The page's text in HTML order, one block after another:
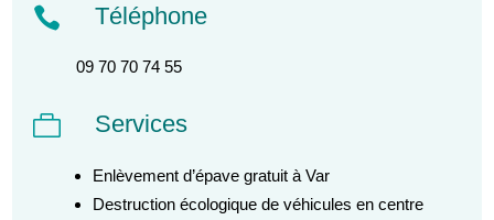
 Téléphone
09 70 70 74 55
 Services
Enlèvement d’épave gratuit à Var
Destruction écologique de véhicules en centre